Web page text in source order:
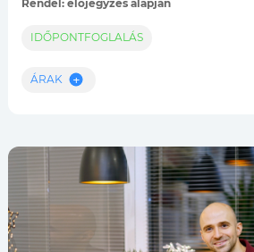
Rendel: előjegyzés alapján
IDŐPONTFOGLALÁS
ÁRAK